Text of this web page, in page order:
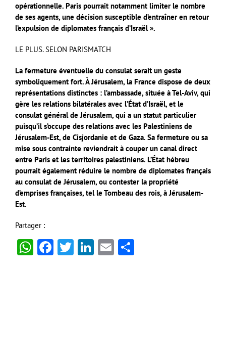
opérationnelle. Paris pourrait notamment limiter le nombre
de ses agents, une décision susceptible d’entraîner en retour
l’expulsion de diplomates français d’Israël ».
LE PLUS. SELON PARISMATCH
La fermeture éventuelle du consulat serait un geste
symboliquement fort. À Jérusalem, la France dispose de deux
représentations distinctes : l’ambassade, située à Tel-Aviv, qui
gère les relations bilatérales avec l’État d’Israël, et le
consulat général de Jérusalem, qui a un statut particulier
puisqu’il s’occupe des relations avec les Palestiniens de
Jérusalem-Est, de Cisjordanie et de Gaza. Sa fermeture ou sa
mise sous contrainte reviendrait à couper un canal direct
entre Paris et les territoires palestiniens. L’État hébreu
pourrait également réduire le nombre de diplomates français
au consulat de Jérusalem, ou contester la propriété
d’emprises françaises, tel le Tombeau des rois, à Jérusalem-
Est.
Partager :
WhatsApp
Facebook
Twitter
LinkedIn
Email